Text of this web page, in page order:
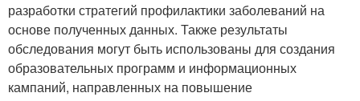
разработки стратегий профилактики заболеваний на
основе полученных данных. Также результаты
обследования могут быть использованы для создания
образовательных программ и информационных
кампаний, направленных на повышение